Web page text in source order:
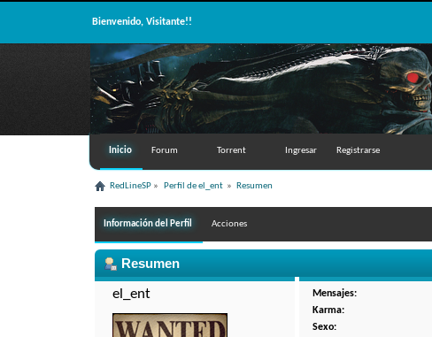
Bienvenido, Visitante!!
Inicio Forum Torrent Ingresar Registrarse
RedLineSP » Perfil de el_ent » Resumen
Información del Perfil Acciones
Resumen
el_ent Mensajes:
Karma:
Sexo: